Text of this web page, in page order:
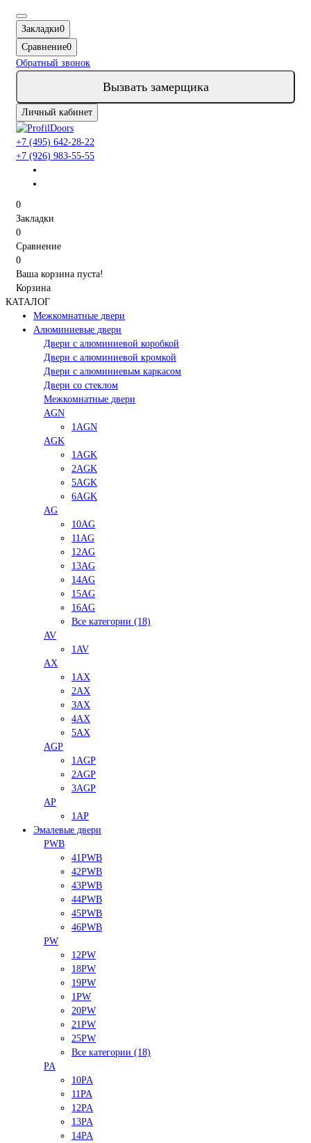
Закладки0
Сравнение0
Обратный звонок
Вызвать замерщика
Личный кабинет
+7 (495) 642-28-22
+7 (926) 983-55-55
0
Закладки
0
Сравнение
0
Ваша корзина пуста!
Корзина
КАТАЛОГ
Межкомнатные двери
Алюминиевые двери
Двери с алюминиевой коробкой
Двери с алюминиевой кромкой
Двери с алюминиевым каркасом
Двери со стеклом
Межкомнатные двери
AGN
1AGN
AGK
1AGK
2AGK
5AGK
6AGK
AG
10AG
11AG
12AG
13AG
14AG
15AG
16AG
Все категории (18)
AV
1AV
AX
1AX
2AX
3AX
4AX
5AX
AGP
1AGP
2AGP
3AGP
AP
1AP
Эмалевые двери
PWB
41PWB
42PWB
43PWB
44PWB
45PWB
46PWB
PW
12PW
18PW
19PW
1PW
20PW
21PW
25PW
Все категории (18)
PA
10PA
11PA
12PA
13PA
14PA